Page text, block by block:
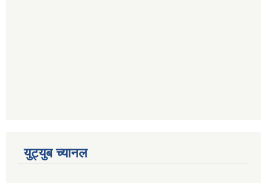
युट्युब च्यानल